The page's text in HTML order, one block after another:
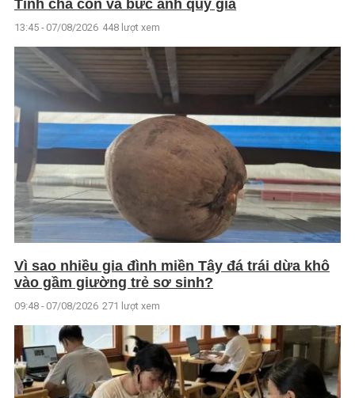
Tình cha con và bức ảnh quý giá
13:45 - 07/08/2026 448 lượt xem
Vì sao nhiều gia đình miền Tây đá trái dừa khô
vào gầm giường trẻ sơ sinh?
09:48 - 07/08/2026 271 lượt xem